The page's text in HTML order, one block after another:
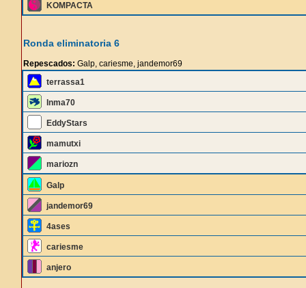
KOMPACTA
Ronda eliminatoria 6
Repescados: Galp, cariesme, jandemor69
terrassa1
Inma70
EddyStars
mamutxi
mariozn
Galp
jandemor69
4ases
cariesme
anjero